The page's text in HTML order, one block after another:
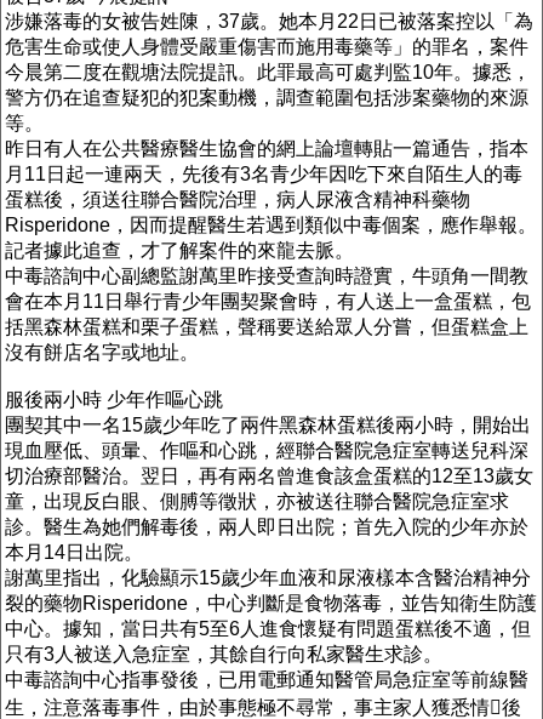
涉嫌落毒的女被告姓陳，37歲。她本月22日已被落案控以「為
危害生命或使人身體受嚴重傷害而施用毒藥等」的罪名，案件
今晨第二度在觀塘法院提訊。此罪最高可處判監10年。據悉，
警方仍在追查疑犯的犯案動機，調查範圍包括涉案藥物的來源
等。
昨日有人在公共醫療醫生協會的網上論壇轉貼一篇通告，指本
月11日起一連兩天，先後有3名青少年因吃下來自陌生人的毒
蛋糕後，須送往聯合醫院治理，病人尿液含精神科藥物
Risperidone，因而提醒醫生若遇到類似中毒個案，應作舉報。
記者據此追查，才了解案件的來龍去脈。
中毒諮詢中心副總監謝萬里昨接受查詢時證實，牛頭角一間教
會在本月11日舉行青少年團契聚會時，有人送上一盒蛋糕，包
括黑森林蛋糕和栗子蛋糕，聲稱要送給眾人分嘗，但蛋糕盒上
沒有餅店名字或地址。
服後兩小時 少年作嘔心跳
團契其中一名15歲少年吃了兩件黑森林蛋糕後兩小時，開始出
現血壓低、頭暈、作嘔和心跳，經聯合醫院急症室轉送兒科深
切治療部醫治。翌日，再有兩名曾進食該盒蛋糕的12至13歲女
童，出現反白眼、側膊等徵狀，亦被送往聯合醫院急症室求
診。醫生為她們解毒後，兩人即日出院；首先入院的少年亦於
本月14日出院。
謝萬里指出，化驗顯示15歲少年血液和尿液樣本含醫治精神分
裂的藥物Risperidone，中心判斷是食物落毒，並告知衛生防護
中心。據知，當日共有5至6人進食懷疑有問題蛋糕後不適，但
只有3人被送入急症室，其餘自行向私家醫生求診。
中毒諮詢中心指事發後，已用電郵通知醫管局急症室等前線醫
生，注意落毒事件，由於事態極不尋常，事主家人獲悉情後